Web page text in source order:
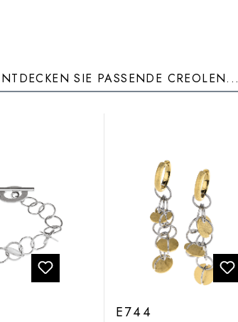
SIE PASSENDE CREOLEN...
E744